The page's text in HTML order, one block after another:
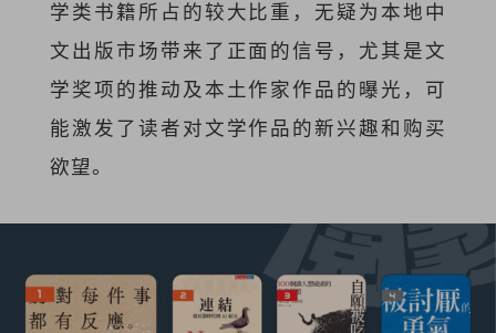
学类书籍所占的较大比重，无疑为本地中
文出版市场带来了正面的信号，尤其是文
学奖项的推动及本土作家作品的曝光，可
能激发了读者对文学作品的新兴趣和购买
欲望。